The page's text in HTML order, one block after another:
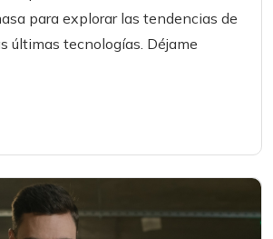
para explorar las tendencias de
últimas tecnologías. Déjame